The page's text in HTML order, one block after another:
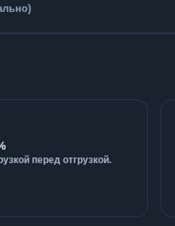
перед отгрузкой.